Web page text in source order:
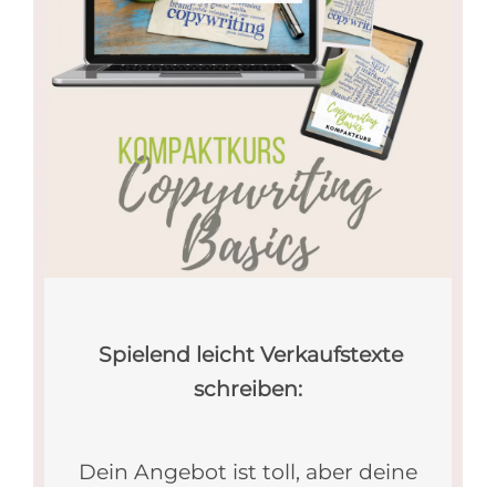
Spielend leicht Verkaufstexte
schreiben:
Dein Angebot ist toll, aber deine